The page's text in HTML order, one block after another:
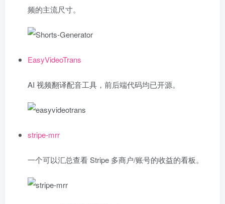
频的主流尺寸。
EasyVideoTrans
AI 视频翻译配音工具，前后端代码均已开源。
stripe-mrr
一个可以汇总查看 Stripe 多商户/账号的收益的看板。